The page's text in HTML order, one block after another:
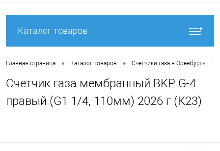
Каталог товаров
Главная страница • Каталог товаров • Счетчики газа в Оренбурге
Счетчик газа мембранный BKР G-4
правый (G1 1/4, 110мм) 2026 г (К23)